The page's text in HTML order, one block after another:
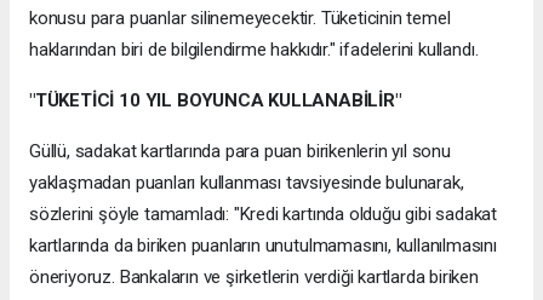
konusu para puanlar silinemeyecektir. Tüketicinin temel
haklarından biri de bilgilendirme hakkıdır." ifadelerini kullandı.
"TÜKETİCİ 10 YIL BOYUNCA KULLANABİLİR"
Güllü, sadakat kartlarında para puan birikenlerin yıl sonu
yaklaşmadan puanları kullanması tavsiyesinde bulunarak,
sözlerini şöyle tamamladı: "Kredi kartında olduğu gibi sadakat
kartlarında da biriken puanların unutulmamasını, kullanılmasını
öneriyoruz. Bankaların ve şirketlerin verdiği kartlarda biriken